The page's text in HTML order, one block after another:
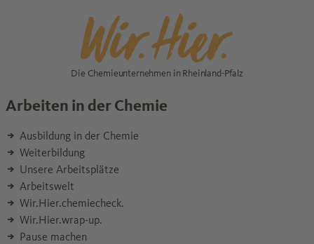
Die Chemieunternehmen in Rheinland-Pfalz
Arbeiten in der Chemie
Ausbildung in der Chemie
Weiterbildung
Unsere Arbeitsplätze
Arbeitswelt
Wir.Hier.chemiecheck.
Wir.Hier.wrap-up.
Pause machen